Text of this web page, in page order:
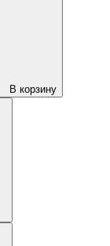
В корзину